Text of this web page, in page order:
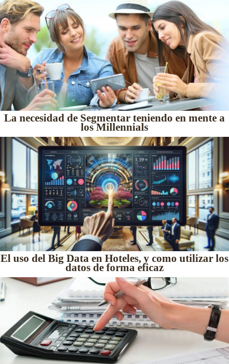
La necesidad de Segmentar teniendo en mente a
los Millennials
El uso del Big Data en Hoteles, y como utilizar los
datos de forma eficaz